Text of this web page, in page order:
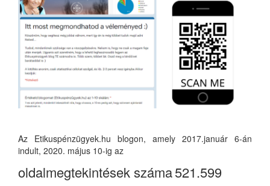
Az Etikuspénzügyek.hu blogon, amely 2017.január 6-án
indult, 2020. május 10-ig az
oldalmegtekintések száma521.599